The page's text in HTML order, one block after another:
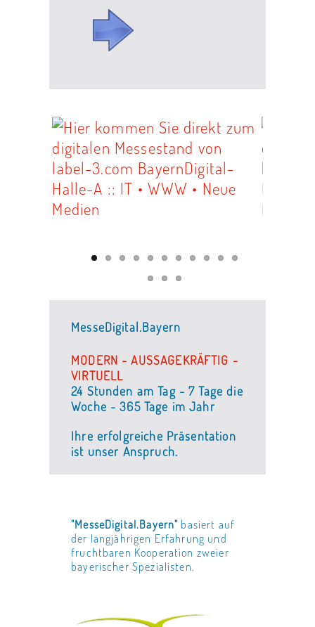
MesseDigital.Bayern
MODERN - AUSSAGEKRÄFTIG -
VIRTUELL
24 Stunden am Tag - 7 Tage die
Woche - 365 Tage im Jahr
Ihre erfolgreiche Präsentation
ist unser Anspruch.
"MesseDigital.Bayern" basiert auf
der langjährigen Erfahrung und
fruchtbaren Kooperation zweier
bayerischer Spezialisten.